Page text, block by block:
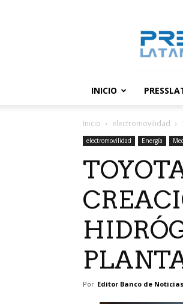
noticias
INICIO
Inicio electromovilidad
electromovilidad Energía
Por Editor Banco de Noticias